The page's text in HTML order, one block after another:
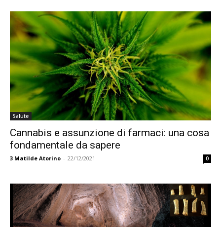
Salute
Cannabis e assunzione di farmaci: una cosa
fondamentale da sapere
3 Matilde Atorino - 22/12/2021 0